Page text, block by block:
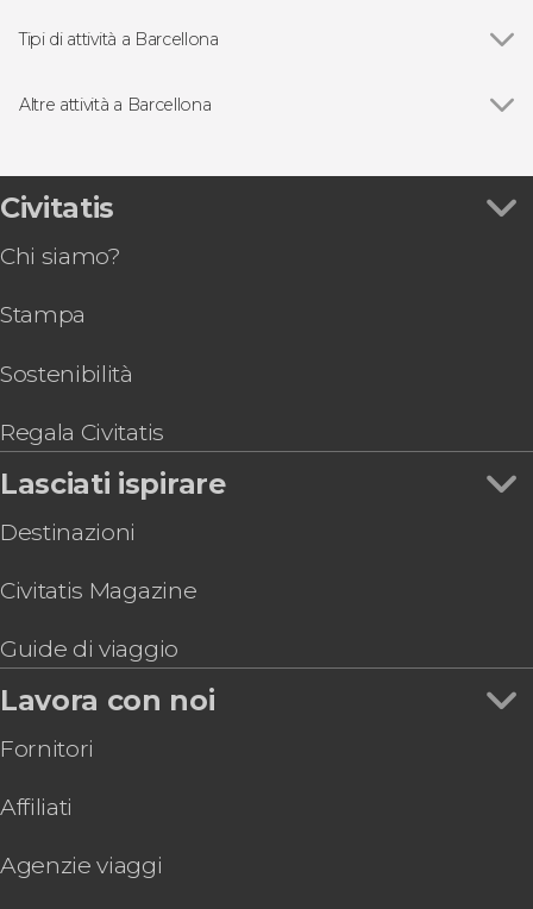
Sagrada Familia
Parco Güell
Montjuic
Biglietti per Casa Batlló
Tipi di attività a Barcellona
Free Tour a Barcellona
Autobus turistico a Barcellona
Giri in barca a Barcellona
Escursioni di un giorno a Barcellona
Altre attività a Barcellona
Tour di Barcellona per croceristi
Biglietti saltafila per l'acquario di Barcellona
Visita al Palau de la Música Catalana
Batlló e la Pedrera
Visita guidata del Museo Picasso
Accesso alla terrazza
Biglietti per il Museo delle Illusioni di Barcellona
Civitatis
Chi siamo?
Stampa
Sostenibilità
Regala Civitatis
Lasciati ispirare
Destinazioni
Civitatis Magazine
Guide di viaggio
Lavora con noi
Fornitori
Affiliati
Agenzie viaggi